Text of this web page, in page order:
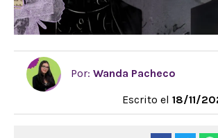
Por: Wanda Pacheco
Escrito el 18/11/